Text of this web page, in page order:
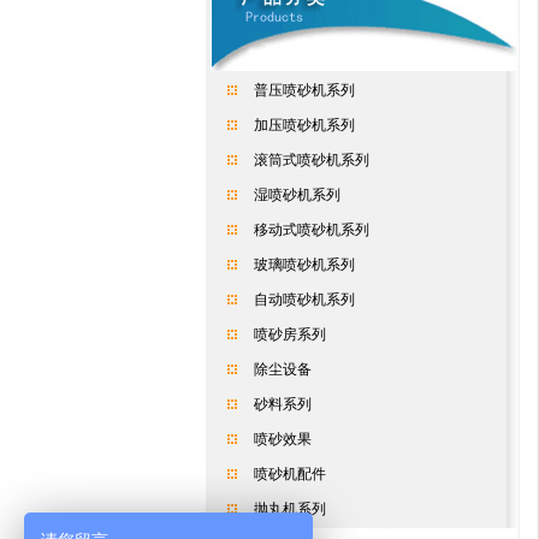
普压喷砂机系列
加压喷砂机系列
滚筒式喷砂机系列
湿喷砂机系列
移动式喷砂机系列
玻璃喷砂机系列
自动喷砂机系列
喷砂房系列
除尘设备
砂料系列
喷砂效果
喷砂机配件
抛丸机系列